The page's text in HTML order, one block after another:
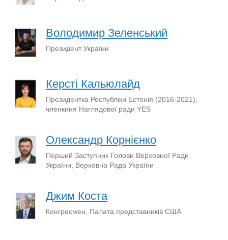
Володимир Зеленський
Президент України
Керсті Кальюлайд
Президентка Республіки Естонія (2016-2021),
членкиня Наглядової ради YES
Oлександр Корнієнко
Перший Заступник Голови Верховної Ради
України, Верховна Рада України
Джим Коста
Конгресмен, Палата представників США